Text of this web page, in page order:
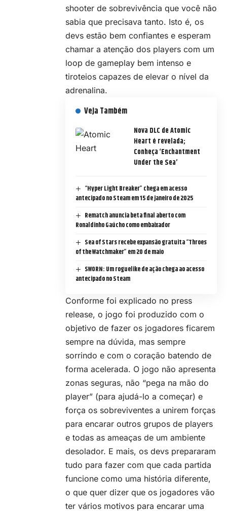
shooter de sobrevivência que você não
sabia que precisava tanto. Isto é, os
devs estão bem confiantes e esperam
chamar a atenção dos players com um
loop de gameplay bem intenso e
tiroteios capazes de elevar o nível da
adrenalina.
Veja Também
Nova DLC de Atomic
Heart é revelada;
Conheça ‘Enchantment
Under the Sea’
“Hyper Light Breaker” chega em acesso
antecipado no Steam em 15 de janeiro de 2025
Rematch anuncia beta final aberto com
Ronaldinho Gaúcho como embaixador
Sea of Stars recebe expansão gratuita “Throes
of the Watchmaker” em 20 de maio
SWORN: Um roguelike de ação chega ao acesso
antecipado no Steam
Conforme foi explicado no press
release, o jogo foi produzido com o
objetivo de fazer os jogadores ficarem
sempre na dúvida, mas sempre
sorrindo e com o coração batendo de
forma acelerada. O jogo não apresenta
zonas seguras, não “pega na mão do
player” (para ajudá-lo a começar) e
força os sobreviventes a unirem forças
para encarar outros grupos de players
e todas as ameaças de um ambiente
desolador. E mais, os devs prepararam
tudo para fazer com que cada partida
funcione como uma história diferente,
o que quer dizer que os jogadores vão
ter vários motivos para encarar uma